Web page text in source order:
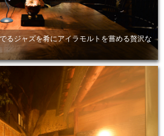
るジャズを肴にアイラモルトを嘗める贅沢な